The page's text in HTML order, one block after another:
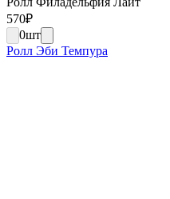
570₽
0шт
Ролл Эби Темпура